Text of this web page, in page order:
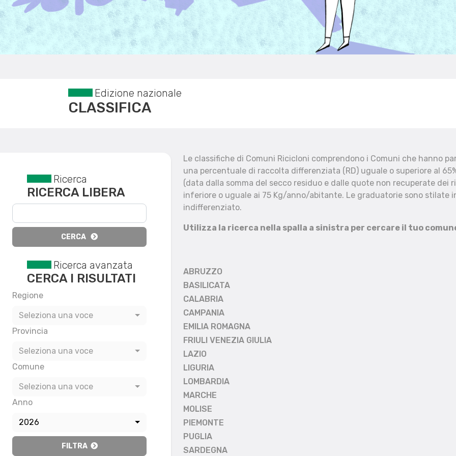
Edizione nazionale
CLASSIFICA
Reset filtri
Ricerca
RICERCA LIBERA
CERCA
Ricerca avanzata
CERCA I RISULTATI
Regione
Seleziona una voce
Provincia
Seleziona una voce
Comune
Seleziona una voce
Anno
2026
FILTRA
Le classifiche di Comuni Ricicloni comprendono i Comuni che hanno
una percentuale di raccolta differenziata (RD) uguale o superiore al
(data dalla somma del secco residuo e dalle quote non recuperate
inferiore o uguale ai 75 Kg/anno/abitante. Le graduatorie sono stilate
indifferenziato.
Utilizza la ricerca nella spalla a sinistra per cercare il tuo
ABRUZZO
BASILICATA
CALABRIA
CAMPANIA
EMILIA ROMAGNA
FRIULI VENEZIA GIULIA
LAZIO
LIGURIA
LOMBARDIA
MARCHE
MOLISE
PIEMONTE
PUGLIA
SARDEGNA